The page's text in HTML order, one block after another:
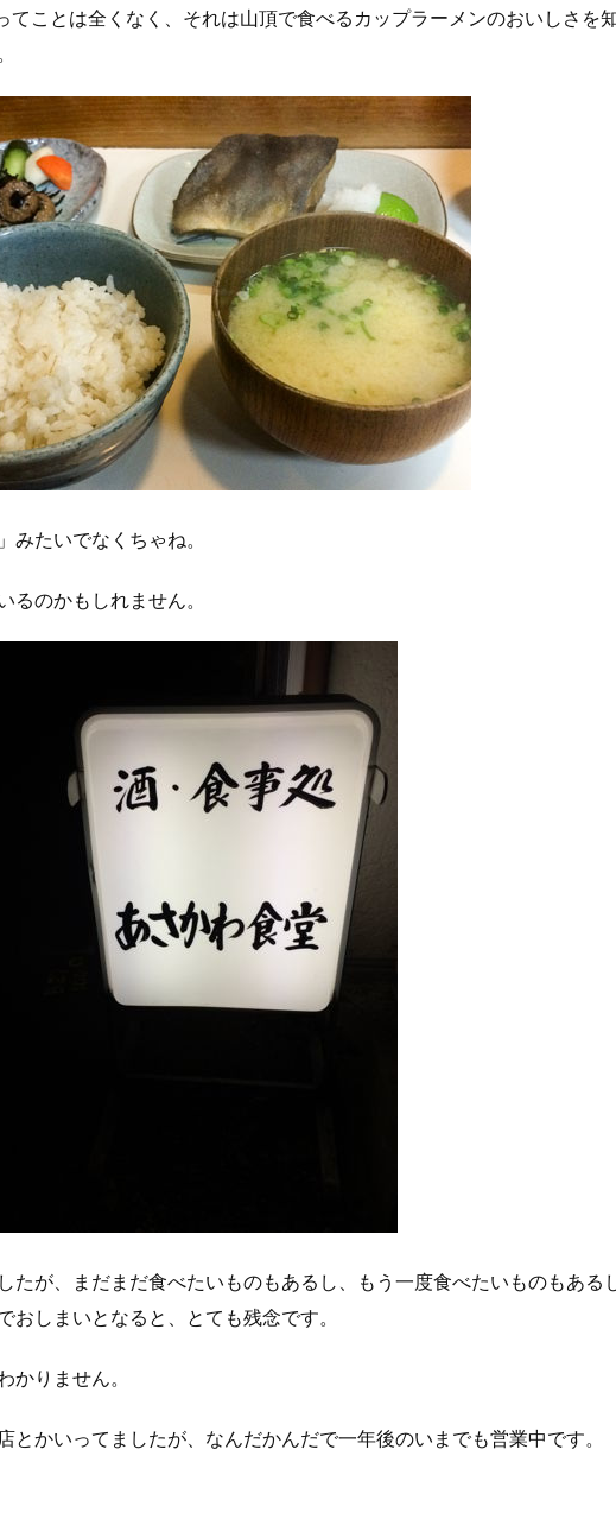
ことは全くなく、それは山頂で食べるカップラーメンのおいしさを
みたいでなくちゃね。
るのかもしれません。
たが、まだまだ食べたいものもあるし、もう一度食べたいものもある
しまいとなると、とても残念です。
かりません。
かいってましたが、なんだかんだで一年後のいまでも営業中です。